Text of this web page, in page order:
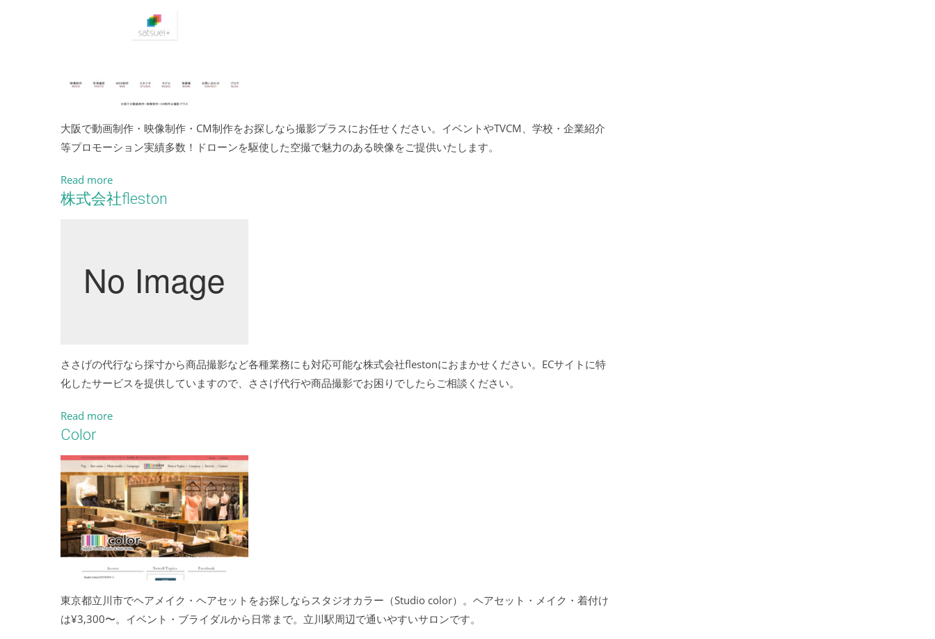
大阪で動画制作・映像制作・CM制作をお探しなら撮影プラスにお任せください。イベントやTVCM、学校・企業紹介
等プロモーション実績多数！ドローンを駆使した空撮で魅力のある映像をご提供いたします。
Read more
株式会社fleston
ささげの代行なら採寸から商品撮影など各種業務にも対応可能な株式会社flestonにおまかせください。ECサイトに特
化したサービスを提供していますので、ささげ代行や商品撮影でお困りでしたらご相談ください。
Read more
Color
東京都立川市でヘアメイク・ヘアセットをお探しならスタジオカラー（Studio color）。ヘアセット・メイク・着付け
は¥3,300〜。イベント・ブライダルから日常まで。立川駅周辺で通いやすいサロンです。